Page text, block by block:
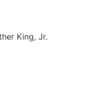
King, Jr.